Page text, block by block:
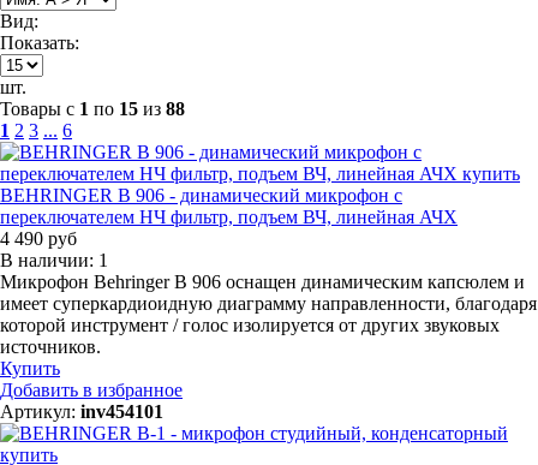
Вид:
Показать:
шт.
Товары с 1 по 15 из 88
1 2 3 ... 6
BEHRINGER B 906 - динамический микрофон с
переключателем НЧ фильтр, подъем ВЧ, линейная АЧХ
4 490 руб
В наличии: 1
Микрофон Behringer B 906 оснащен динамическим капсюлем и
имеет суперкардиоидную диаграмму направленности, благодаря
которой инструмент / голос изолируется от других звуковых
источников.
Купить
Добавить в избранное
Артикул: inv454101